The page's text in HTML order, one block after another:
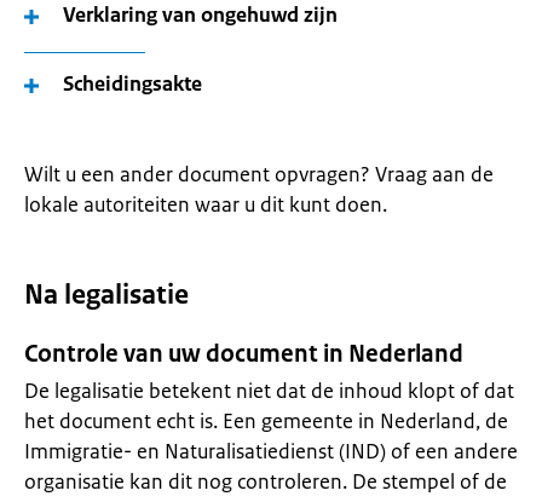
Verklaring van ongehuwd zijn
Scheidingsakte
Wilt u een ander document opvragen? Vraag aan de
lokale autoriteiten waar u dit kunt doen.
Na legalisatie
Controle van uw document in Nederland
De legalisatie betekent niet dat de inhoud klopt of dat
het document echt is. Een gemeente in Nederland, de
Immigratie- en Naturalisatiedienst (IND) of een andere
organisatie kan dit nog controleren. De stempel of de